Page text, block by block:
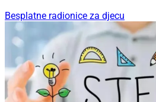
Besplatne radionice za djecu